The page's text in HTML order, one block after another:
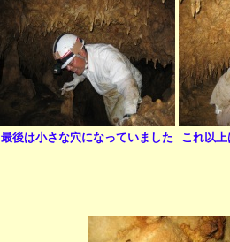
最後は小さな穴になっていました これ以